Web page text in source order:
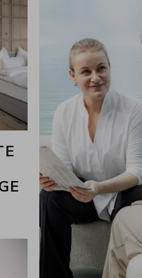
Franz-Josef, Thomas, Martha
der Schwarz